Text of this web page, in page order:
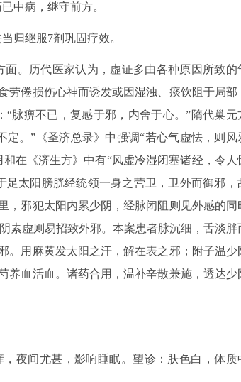
中病，继守前方。
归继服7剂巩固疗效。
。历代医家认为，虚证多由各种原因所致的
倦损伤心神而诱发或因湿浊、痰饮阻于局部
脉痹不已，复感于邪，内舍于心。”隋代巢元
定。”《圣济总录》中强调“若心气虚怯，则风
在《济生方》中有“风虚冷湿闭塞诸经，令人
太阳膀胱经统领一身之营卫，卫外而御邪，
，邪犯太阳内累少阴，经脉闭阻则见外感的同
素虚则易招致外邪。本案患者脉沉细，舌淡胖
。用麻黄发太阳之汗，解在表之邪；附子温少
养血活血。诸药合用，温补辛散兼施，透达少
夜间尤甚，影响睡眠。望诊：肤色白，体质